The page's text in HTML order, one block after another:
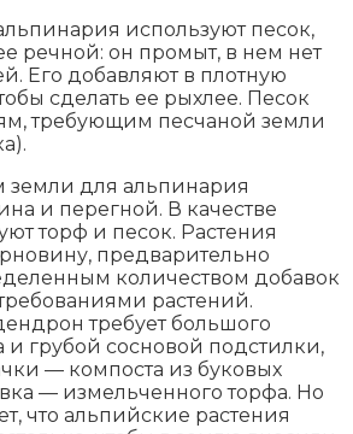
используют песок,
речной: он промыт, в нем нет
Его добавляют в плотную
сделать ее рыхлее. Песок
требующим песчаной земли
для альпинария
и перегной. В качестве
торф и песок. Растения
предварительно
количеством добавок
растений.
требует большого
и грубой сосновой подстилки,
— компоста из буковых
— измельченного торфа. Но
что альпийские растения